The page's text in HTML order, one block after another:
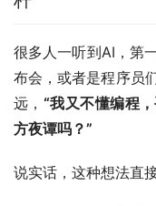
很多人一听到AI，第
布会，或者是程序员
远， “我又不懂编程
方夜谭吗？”
说实话，这种想法直